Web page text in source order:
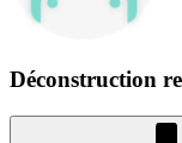
Déconstruction